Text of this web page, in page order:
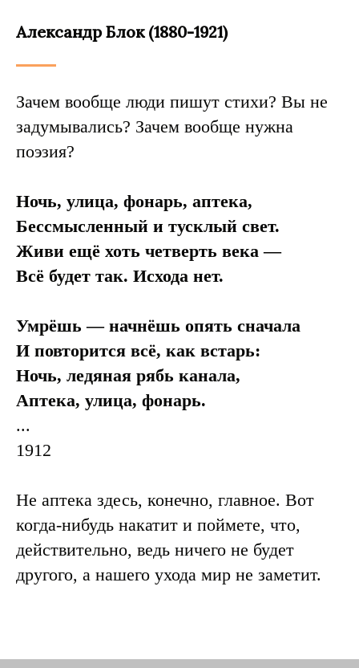
Александр Блок (1880-1921)
Зачем вообще люди пишут стихи? Вы не
задумывались? Зачем вообще нужна
поэзия?
Ночь, улица, фонарь, аптека,
Бессмысленный и тусклый свет.
Живи ещё хоть четверть века —
Всё будет так. Исхода нет.
Умрёшь — начнёшь опять сначала
И повторится всё, как встарь:
Ночь, ледяная рябь канала,
Аптека, улица, фонарь.
...
1912
Не аптека здесь, конечно, главное. Вот
когда-нибудь накатит и поймете, что,
действительно, ведь ничего не будет
другого, а нашего ухода мир не заметит.